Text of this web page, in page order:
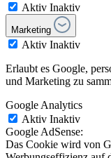
Aktiv Inaktiv
Marketing
Aktiv Inaktiv
Erlaubt es Google,
und Marketing zu
Google Analytics
Aktiv Inaktiv
Google AdSense:
Das Cookie wird von